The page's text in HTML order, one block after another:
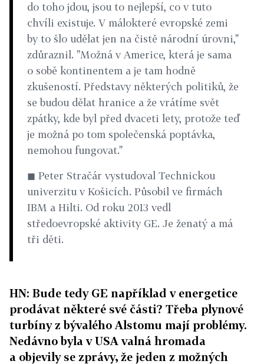
do toho jdou, jsou to nejlepší, co v tuto
chvíli existuje. V málokteré evropské zemi
by to šlo udělat jen na čistě národní úrovni,"
zdůraznil. "Možná v Americe, která je sama
o sobě kontinentem a je tam hodně
zkušeností. Představy některých politiků, že
se budou dělat hranice a že vrátíme svět
zpátky, kde byl před dvaceti lety, protože teď
je možná po tom společenská poptávka,
nemohou fungovat."
◼ Peter Stračár vystudoval Technickou
univerzitu v Košicích. Působil ve firmách
IBM a Hilti. Od roku 2013 vedl
středoevropské aktivity GE. Je ženatý a má
tři děti.
HN: Bude tedy GE například v energetice
prodávat některé své části? Třeba plynové
turbíny z bývalého Alstomu mají problémy.
Nedávno byla v USA valná hromada
a objevily se zprávy, že jeden z možných